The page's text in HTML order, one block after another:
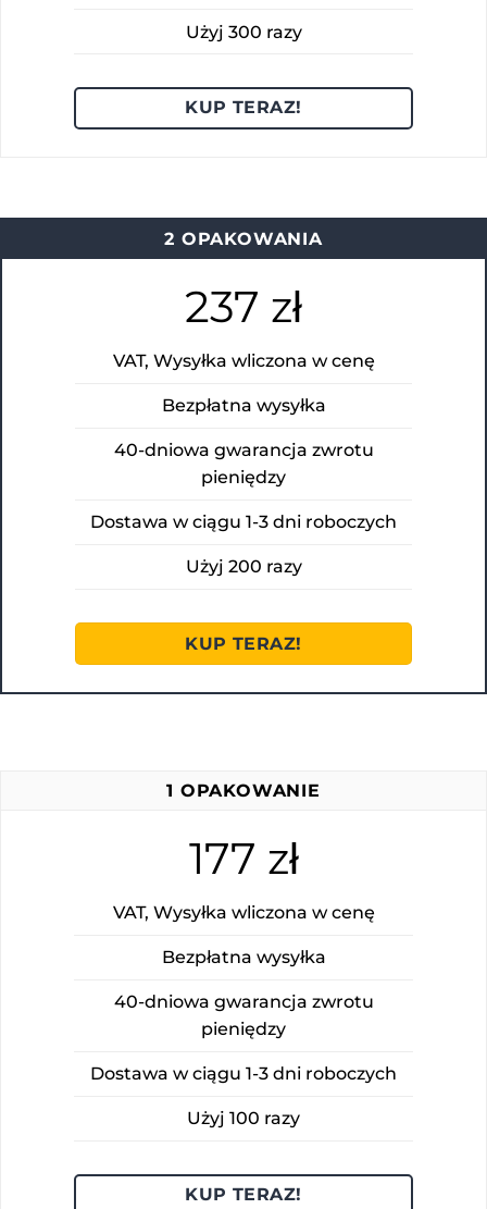
Użyj 300 razy
KUP TERAZ!
2 OPAKOWANIA
237 zł
VAT, Wysyłka wliczona w cenę
Bezpłatna wysyłka
40-dniowa gwarancja zwrotu
pieniędzy
Dostawa w ciągu 1-3 dni roboczych
Użyj 200 razy
KUP TERAZ!
1 OPAKOWANIE
177 zł
VAT, Wysyłka wliczona w cenę
Bezpłatna wysyłka
40-dniowa gwarancja zwrotu
pieniędzy
Dostawa w ciągu 1-3 dni roboczych
Użyj 100 razy
KUP TERAZ!